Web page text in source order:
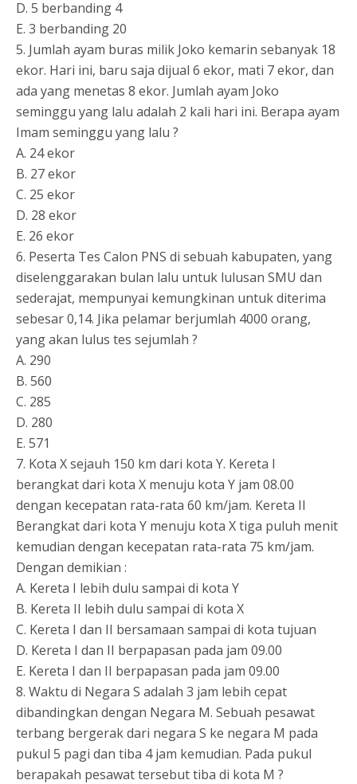
D. 5 berbanding 4
E. 3 berbanding 20
5. Jumlah ayam buras milik Joko kemarin sebanyak 18
ekor. Hari ini, baru saja dijual 6 ekor, mati 7 ekor, dan
ada yang menetas 8 ekor. Jumlah ayam Joko
seminggu yang lalu adalah 2 kali hari ini. Berapa ayam
Imam seminggu yang lalu ?
A. 24 ekor
B. 27 ekor
C. 25 ekor
D. 28 ekor
E. 26 ekor
6. Peserta Tes Calon PNS di sebuah kabupaten, yang
diselenggarakan bulan lalu untuk lulusan SMU dan
sederajat, mempunyai kemungkinan untuk diterima
sebesar 0,14. Jika pelamar berjumlah 4000 orang,
yang akan lulus tes sejumlah ?
A. 290
B. 560
C. 285
D. 280
E. 571
7. Kota X sejauh 150 km dari kota Y. Kereta I
berangkat dari kota X menuju kota Y jam 08.00
dengan kecepatan rata-rata 60 km/jam. Kereta II
Berangkat dari kota Y menuju kota X tiga puluh menit
kemudian dengan kecepatan rata-rata 75 km/jam.
Dengan demikian :
A. Kereta I lebih dulu sampai di kota Y
B. Kereta II lebih dulu sampai di kota X
C. Kereta I dan II bersamaan sampai di kota tujuan
D. Kereta I dan II berpapasan pada jam 09.00
E. Kereta I dan II berpapasan pada jam 09.00
8. Waktu di Negara S adalah 3 jam lebih cepat
dibandingkan dengan Negara M. Sebuah pesawat
terbang bergerak dari negara S ke negara M pada
pukul 5 pagi dan tiba 4 jam kemudian. Pada pukul
berapakah pesawat tersebut tiba di kota M ?